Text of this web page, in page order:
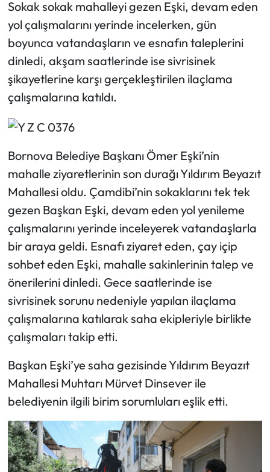
Sokak sokak mahalleyi gezen Eşki, devam eden
yol çalışmalarını yerinde incelerken, gün
boyunca vatandaşların ve esnafın taleplerini
dinledi, akşam saatlerinde ise sivrisinek
şikayetlerine karşı gerçekleştirilen ilaçlama
çalışmalarına katıldı.
Bornova Belediye Başkanı Ömer Eşki’nin
mahalle ziyaretlerinin son durağı Yıldırım Beyazıt
Mahallesi oldu. Çamdibi’nin sokaklarını tek tek
gezen Başkan Eşki, devam eden yol yenileme
çalışmalarını yerinde inceleyerek vatandaşlarla
bir araya geldi. Esnafı ziyaret eden, çay içip
sohbet eden Eşki, mahalle sakinlerinin talep ve
önerilerini dinledi. Gece saatlerinde ise
sivrisinek sorunu nedeniyle yapılan ilaçlama
çalışmalarına katılarak saha ekipleriyle birlikte
çalışmaları takip etti.
Başkan Eşki’ye saha gezisinde Yıldırım Beyazıt
Mahallesi Muhtarı Mürvet Dinsever ile
belediyenin ilgili birim sorumluları eşlik etti.